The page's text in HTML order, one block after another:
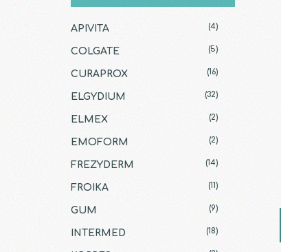
APIVITA (4)
COLGATE (5)
CURAPROX (16)
ELGYDIUM (32)
ELMEX (2)
EMOFORM (2)
FREZYDERM (14)
FROIKA (11)
GUM (9)
INTERMED (18)